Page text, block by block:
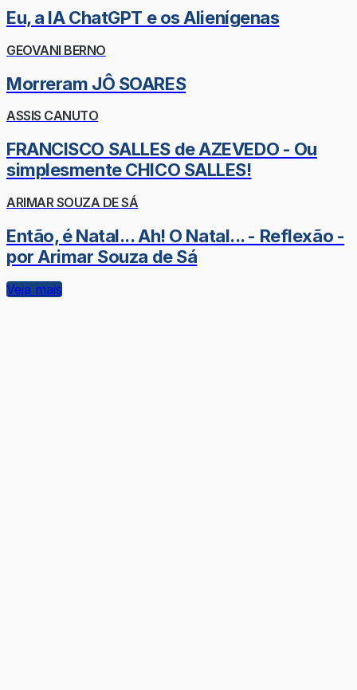
Eu, a IA ChatGPT e os Alienígenas
GEOVANI BERNO
Morreram JÔ SOARES
ASSIS CANUTO
FRANCISCO SALLES de AZEVEDO - Ou
simplesmente CHICO SALLES!
ARIMAR SOUZA DE SÁ
Então, é Natal... Ah! O Natal... - Reflexão -
por Arimar Souza de Sá
Veja mais